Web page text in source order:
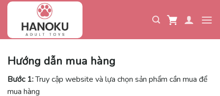
Skip
content
Hướng dẫn mua hàng
Bước 1:Truy cập website và lựa chọn sản phẩm cần mua để
mua hàng